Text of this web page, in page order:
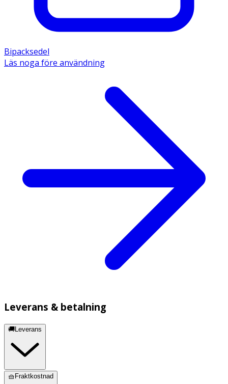
Bipacksedel
Läs noga före användning
Leverans & betalning
🚚Leverans
🧺Fraktkostnad